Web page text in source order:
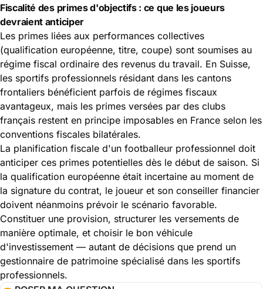
Fiscalité des primes d'objectifs : ce que les joueurs
devraient anticiper
Les primes liées aux performances collectives
(qualification européenne, titre, coupe) sont soumises au
régime fiscal ordinaire des revenus du travail. En Suisse,
les sportifs professionnels résidant dans les cantons
frontaliers bénéficient parfois de régimes fiscaux
avantageux, mais les primes versées par des clubs
français restent en principe imposables en France selon les
conventions fiscales bilatérales.
La planification fiscale d'un footballeur professionnel doit
anticiper ces primes potentielles dès le début de saison. Si
la qualification européenne était incertaine au moment de
la signature du contrat, le joueur et son conseiller financier
doivent néanmoins prévoir le scénario favorable.
Constituer une provision, structurer les versements de
manière optimale, et choisir le bon véhicule
d'investissement — autant de décisions que prend un
gestionnaire de patrimoine spécialisé dans les sportifs
professionnels.